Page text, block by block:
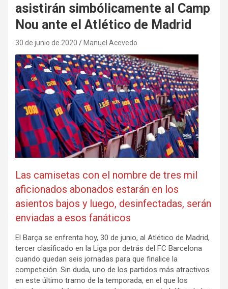
asistirán simbólicamente al Camp
Nou ante el Atlético de Madrid
30 de junio de 2020 Manuel Acevedo
Las camisetas con el nombre de tres mil
aficionados abonados estarán en los
asientos bajos y luego, desinfectadas, serán
enviadas a esos fanáticos
El Barça se enfrenta hoy, 30 de junio, al Atlético de Madrid,
tercer clasificado en la Liga por detrás del FC Barcelona
cuando quedan seis jornadas para que finalice la
competición. Sin duda, uno de los partidos más atractivos
en este último tramo de la temporada, en el que los